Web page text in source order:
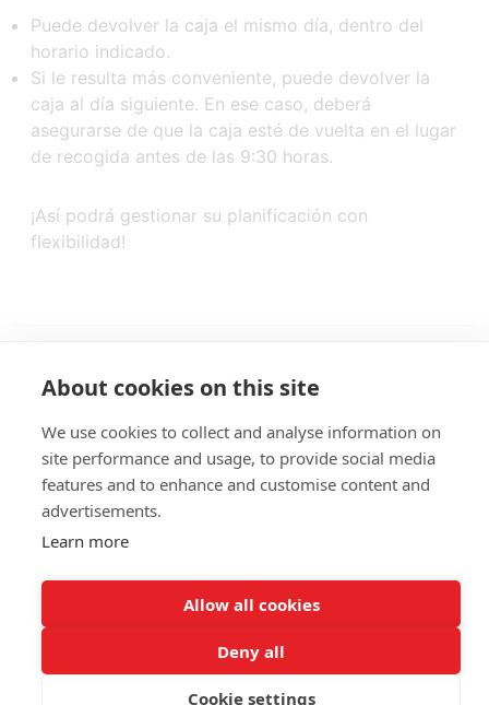
Puede devolver la caja el mismo día, dentro del
horario indicado.
Si le resulta más conveniente, puede devolver la
caja al día siguiente. En ese caso, deberá
asegurarse de que la caja esté de vuelta en el lugar
de recogida antes de las 9:30 horas.
¡Así podrá gestionar su planificación con
flexibilidad!
About cookies on this site
We use cookies to collect and analyse information on
site performance and usage, to provide social media
features and to enhance and customise content and
advertisements.
Learn more
Allow all cookies
Deny all
Cookie settings